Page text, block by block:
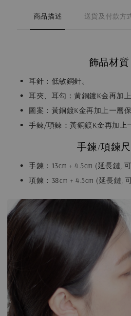
商品描述 送貨及付款方
飾品材質
耳針：低敏鋼針。
耳夾、耳勾：黃銅鍍K金再加上
圖案：黃銅鍍K金再加上一層
手鍊/項鍊：黃銅鍍K金再加上
手鍊/項鍊
手鍊：13cm + 4.5cm (延長鏈,
項鍊：38cm + 4.5cm (延長鏈,